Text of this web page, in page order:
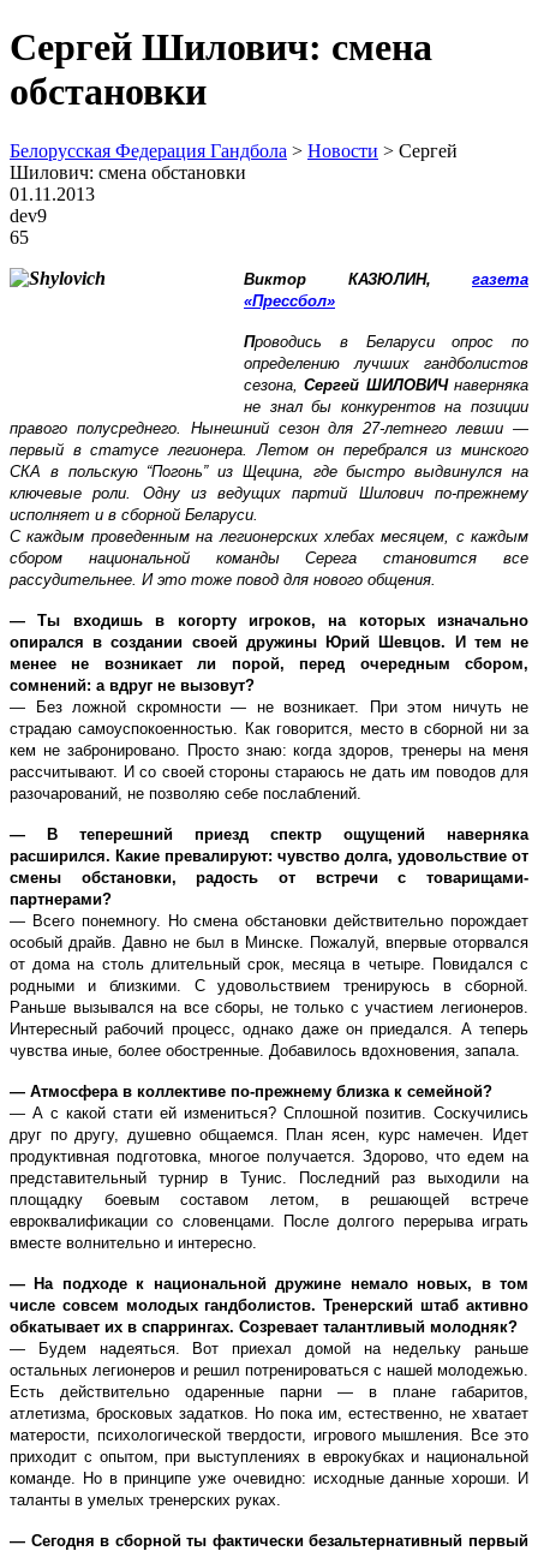
Сергей Шилович: смена
обстановки
Белорусская Федерация Гандбола > Новости > Сергей
Шилович: смена обстановки
01.11.2013
dev9
65
Виктор КАЗЮЛИН, газета
«Прессбол»
Проводись в Беларуси опрос по
определению лучших гандболистов
сезона,Сергей ШИЛОВИЧнаверняка
не знал бы конкурентов на позиции
правого полусреднего. Нынешний сезон для 27-летнего левши —
первый в статусе легионера. Летом он перебрался из минского
СКА в польскую “Погонь” из Щецина, где быстро выдвинулся на
ключевые роли. Одну из ведущих партий Шилович по-прежнему
исполняет и в сборной Беларуси.
С каждым проведенным на легионерских хлебах месяцем, с каждым
сбором национальной команды Серега становится все
рассудительнее. И это тоже повод для нового общения.
— Ты входишь в когорту игроков, на которых изначально
опирался в создании своей дружины Юрий Шевцов. И тем не
менее не возникает ли порой, перед очередным сбором,
сомнений: а вдруг не вызовут?
— Без ложной скромности — не возникает. При этом ничуть не
страдаю самоуспокоенностью. Как говорится, место в сборной ни за
кем не забронировано. Просто знаю: когда здоров, тренеры на меня
рассчитывают. И со своей стороны стараюсь не дать им поводов для
разочарований, не позволяю себе послаблений.
— В теперешний приезд спектр ощущений наверняка
расширился. Какие превалируют: чувство долга, удовольствие от
смены обстановки, радость от встречи с товарищами-
партнерами?
— Всего понемногу. Но смена обстановки действительно порождает
особый драйв. Давно не был в Минске. Пожалуй, впервые оторвался
от дома на столь длительный срок, месяца в четыре. Повидался с
родными и близкими. С удовольствием тренируюсь в сборной.
Раньше вызывался на все сборы, не только с участием легионеров.
Интересный рабочий процесс, однако даже он приедался. А теперь
чувства иные, более обостренные. Добавилось вдохновения, запала.
— Атмосфера в коллективе по-прежнему близка к семейной?
— А с какой стати ей измениться? Сплошной позитив. Соскучились
друг по другу, душевно общаемся. План ясен, курс намечен. Идет
продуктивная подготовка, многое получается. Здорово, что едем на
представительный турнир в Тунис. Последний раз выходили на
площадку боевым составом летом, в решающей встрече
евроквалификации со словенцами. После долгого перерыва играть
вместе волнительно и интересно.
— На подходе к национальной дружине немало новых, в том
числе совсем молодых гандболистов. Тренерский штаб активно
обкатывает их в спаррингах. Созревает талантливый молодняк?
— Будем надеяться. Вот приехал домой на недельку раньше
остальных легионеров и решил потренироваться с нашей молодежью.
Есть действительно одаренные парни — в плане габаритов,
атлетизма, бросковых задатков. Но пока им, естественно, не хватает
матерости, психологической твердости, игрового мышления. Все это
приходит с опытом, при выступлениях в еврокубках и национальной
команде. Но в принципе уже очевидно: исходные данные хороши. И
таланты в умелых тренерских руках.
— Сегодня в сборной ты фактически безальтернативный первый